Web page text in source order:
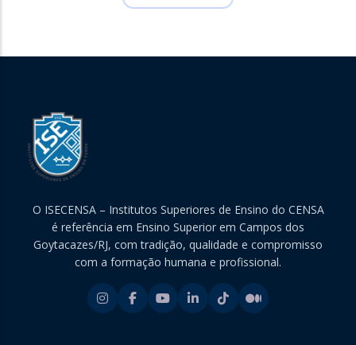
O ISECENSA – Institutos Superiores de Ensino do CENSA
é referência em Ensino Superior em Campos dos
Goytacazes/RJ, com tradição, qualidade e compromisso
com a formação humana e profissional.